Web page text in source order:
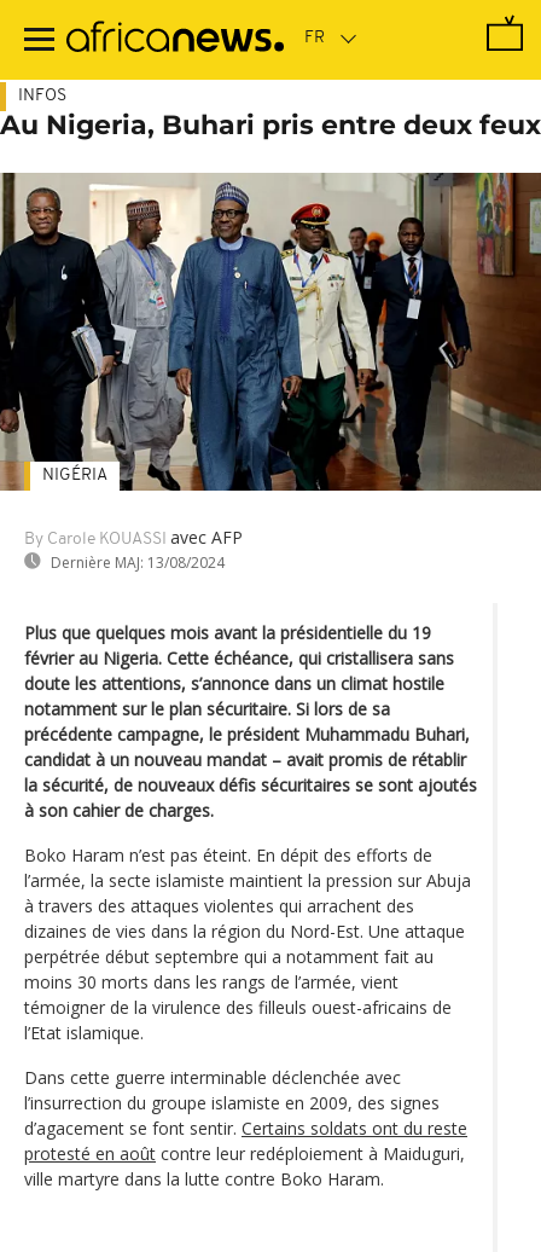
contenu
INFOS
Au Nigeria, Buhari pris entre deux feux
By Carole KOUASSI avec AFP
Dernière MAJ: 13/08/2024
NIGÉRIA
Plus que quelques mois avant la présidentielle du 19
février au Nigeria. Cette échéance, qui cristallisera sans
doute les attentions, s’annonce dans un climat hostile
notamment sur le plan sécuritaire. Si lors de sa
précédente campagne, le président Muhammadu Buhari,
candidat à un nouveau mandat – avait promis de rétablir
la sécurité, de nouveaux défis sécuritaires se sont ajoutés
à son cahier de charges.
Boko Haram n’est pas éteint. En dépit des efforts de
l’armée, la secte islamiste maintient la pression sur Abuja
à travers des attaques violentes qui arrachent des
dizaines de vies dans la région du Nord-Est. Une attaque
perpétrée début septembre qui a notamment fait au
moins 30 morts dans les rangs de l’armée, vient
témoigner de la virulence des filleuls ouest-africains de
l’Etat islamique.
Dans cette guerre interminable déclenchée avec
l’insurrection du groupe islamiste en 2009, des signes
d’agacement se font sentir. Certains soldats ont du reste
protesté en août contre leur redéploiement à Maiduguri,
ville martyre dans la lutte contre Boko Haram.